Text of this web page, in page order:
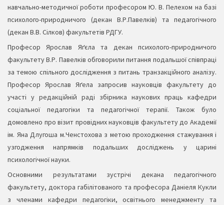
навчально-методичної роботи професором Ю. В. Пелехом на базі
психолого-природничого (декан В.Р.Павелків) та педагогічного
(декан В.В. Сілков) факультетів РДГУ.
Професор Ярослав Яґєла та декан психолого-природничого
факультету В.Р. Павелків обговорили питання подальшої співпраці
за темою спільного дослідження з питань транзакційного аналізу.
Професор Ярослав Яґела запросив науковців факультету до
участі у редакційній раді збірника наукових праць кафедри
соціальної педагогіки та педагогічної терапії. Також було
домовлено про візит провідних науковців факультету до Академії
ім. Яна Длугоша м.Ченстохова з метою проходження стажування і
узгодження напрямків подальших досліджень у царині
психологічної науки.
Основними результатами зустрічі декана педагогічного
факультету, доктора габілітованого та професора Даніеля Кукли
з членами кафедри педагогіки, освітнього менеджменту та